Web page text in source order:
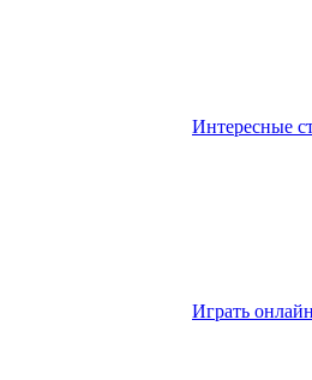
Интересные
Играть онлайн